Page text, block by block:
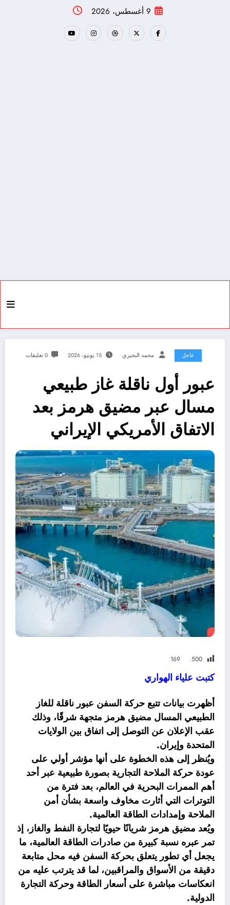
9 أغسطس، 2026
عاجل محمد البحيري 15 يونيو، 2026 0 تعليقات
عبور أول ناقلة غاز طبيعي
مسال عبر مضيق هرمز بعد
الاتفاق الأمريكي الإيراني
500
169
كتبت علياء الهواري
أظهرت بيانات تتبع حركة السفن عبور ناقلة للغاز
الطبيعي المسال مضيق هرمز متجهة شرقًا، وذلك
عقب الإعلان عن التوصل إلى اتفاق بين الولايات
المتحدة وإيران.
ويُنظر إلى هذه الخطوة على أنها مؤشر أولي على
عودة حركة الملاحة التجارية بصورة طبيعية عبر أحد
أهم الممرات البحرية في العالم، بعد فترة من
التوترات التي أثارت مخاوف واسعة بشأن أمن
الملاحة وإمدادات الطاقة العالمية.
ويُعد مضيق هرمز شريانًا حيويًا لتجارة النفط والغاز، إذ
تمر عبره نسبة كبيرة من صادرات الطاقة العالمية، ما
يجعل أي تطور يتعلق بحركة السفن فيه محل متابعة
دقيقة من الأسواق والمراقبين، لما قد يترتب عليه من
انعكاسات مباشرة على أسعار الطاقة وحركة التجارة
الدولية.